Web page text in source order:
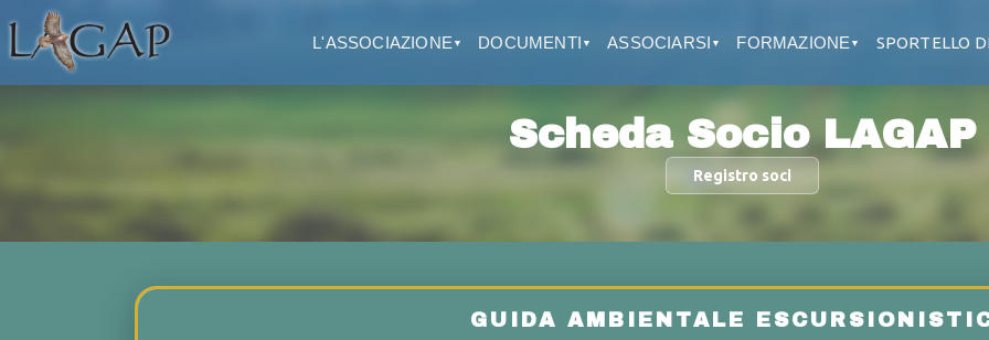
L'ASSOCIAZIONE ▼ DOCUMENTI ▼ ASSOCIARSI ▼ FORMAZIONE ▼ SPORTELLO
Scheda Socio LAGAP
Registro soci